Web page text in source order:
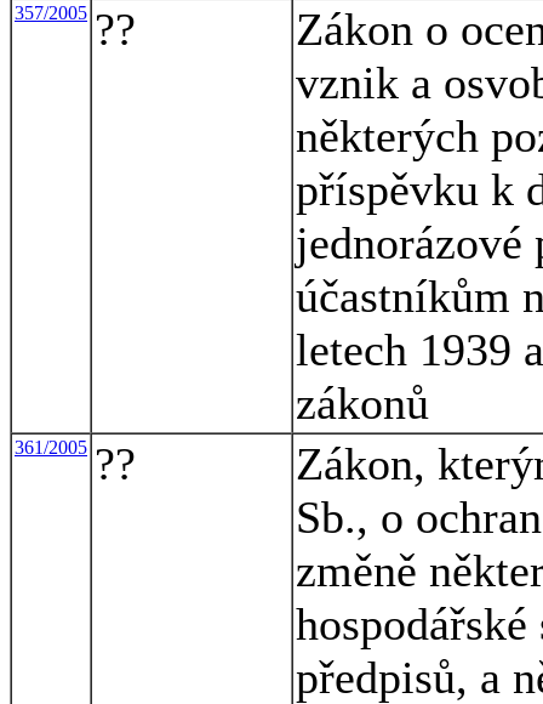
357/2005 ??
Zákon o
vznik a
některých
příspěvku k
jednorázové
účastníkům
letech 1939
zákonů
361/2005 ??
Zákon,
Sb., o
změně
předpisů, a